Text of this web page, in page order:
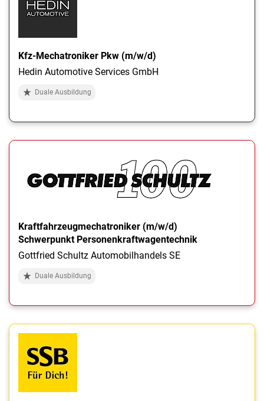
Kfz-Mechatroniker Pkw (m/w/d)
Hedin Automotive Services GmbH
Duale Ausbildung
Kraftfahrzeugmechatroniker (m/w/d)
Schwerpunkt Personenkraftwagentechnik
Gottfried Schultz Automobilhandels SE
Duale Ausbildung